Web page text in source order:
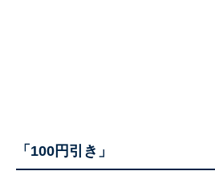
「100円引き」